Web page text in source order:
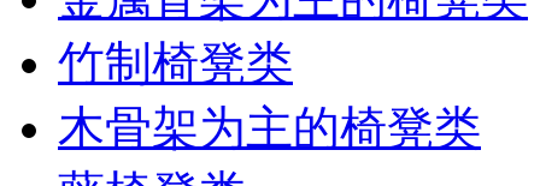
竹制椅凳类
木骨架为主的椅凳类